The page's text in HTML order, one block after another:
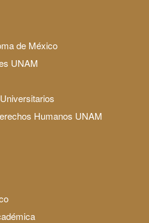
de México
UNAM
Humanos UNAM